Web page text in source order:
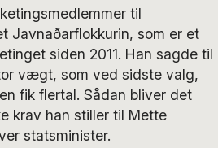
til
Javnaðarflokkurin, som er et
siden 2011. Han sagde til
vægt, som ved sidste valg,
fik flertal. Sådan bliver det
krav han stiller til Mette
statsminister.